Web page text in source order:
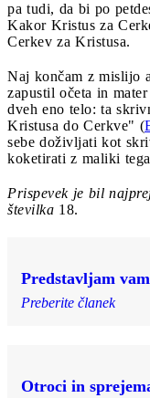
pa tudi, da bi po
Kakor Kristus za
Cerkev za Kristusa.
Naj končam z mislijo
zapustil očeta in
dveh eno telo: ta
Kristusa do Cerkve" (
sebe doživljati kot
koketirati z maliki
Prispevek je bil
številka 18.
Predstavljam
Preberite članek
Otroci in